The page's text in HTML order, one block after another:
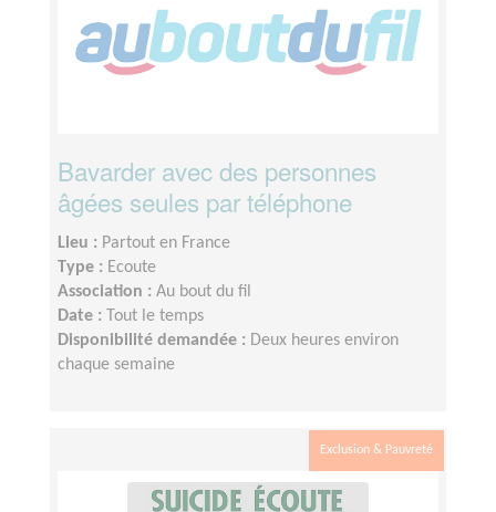
Bavarder avec des personnes
âgées seules par téléphone
Lieu : Partout en France
Type : Ecoute
Association : Au bout du fil
Date :
Tout le temps
Disponibilité demandée : Deux heures environ
chaque semaine
Exclusion & Pauvreté